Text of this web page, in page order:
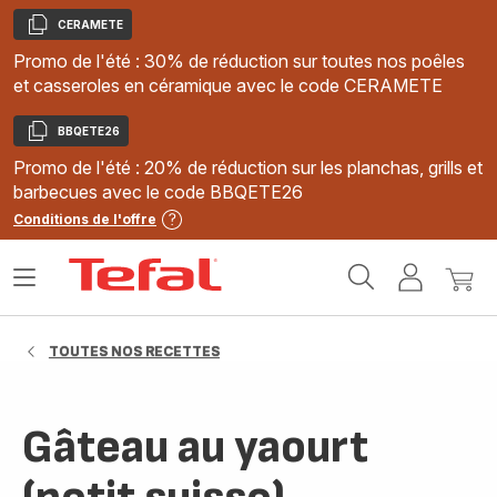
Copier
CERAMETE
Promo de l'été : 30% de réduction sur toutes nos poêles
et casseroles en céramique avec le code CERAMETE
Copier
BBQETE26
Promo de l'été : 20% de réduction sur les planchas, grills et
barbecues avec le code BBQETE26
Conditions de l'offre
MonMon
Ouvrir
TOUTES NOS RECETTES
Gâteau au yaourt